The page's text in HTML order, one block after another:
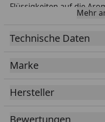
Flüssigkeiten auf die
diese vaporisieren und
aufgenommen werden.
als praktisches 5-teiliges
Mehr
Technische Daten
Marke
Hersteller
Bewertungen